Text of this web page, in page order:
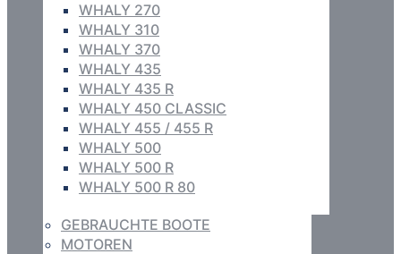
WHALY 270
WHALY 310
WHALY 370
WHALY 435
WHALY 435 R
WHALY 450 CLASSIC
WHALY 455 / 455 R
WHALY 500
WHALY 500 R
WHALY 500 R 80
GEBRAUCHTE BOOTE
MOTOREN